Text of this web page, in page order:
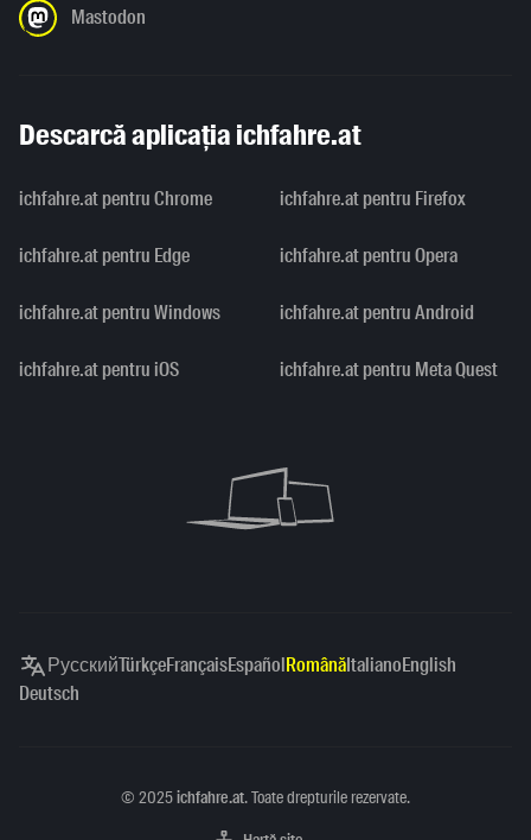
Mastodon
Descarcă aplicația ichfahre.at
ichfahre.at pentru Chrome ichfahre.at pentru Firefox
ichfahre.at pentru Edge ichfahre.at pentru Opera
ichfahre.at pentru Windows ichfahre.at pentru Android
ichfahre.at pentru iOS ichfahre.at pentru Meta Quest
РусскийTürkçeFrançaisEspañolRomânăItalianoEnglish
Deutsch
Copyright
© 2025ichfahre.at. Toate drepturile rezervate.